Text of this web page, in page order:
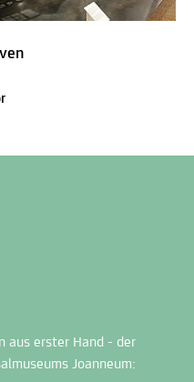
aus erster Hand - der
Joanneum: